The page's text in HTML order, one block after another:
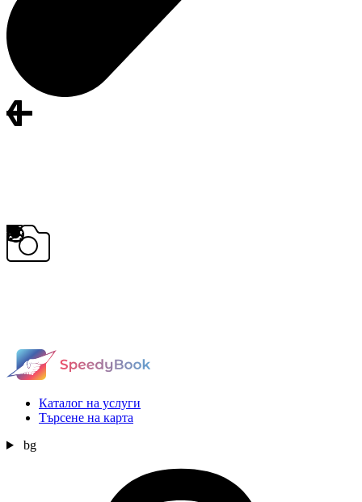
Каталог на услуги
Търсене на карта
bg